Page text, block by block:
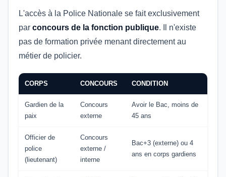
L'accès à la Police Nationale se fait exclusivement
par concours de la fonction publique. Il n'existe
pas de formation privée menant directement au
métier de policier.
CORPS CONCOURS CONDITION
Gardien de la
paix
Concours
externe
Avoir le Bac, moins de
45 ans
Officier de
police
(lieutenant)
Concours
externe /
interne
Bac+3 (externe) ou 4
ans en corps gardiens